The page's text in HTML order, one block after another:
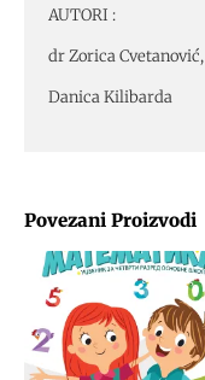
Povezani Proizvodi
AUTORI :
dr Zorica Cvetanović,
Danica Kilibarda